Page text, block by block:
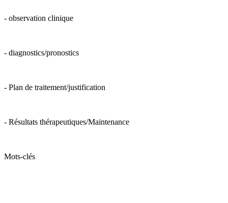
- observation clinique
- diagnostics/pronostics
- Plan de traitement/justification
- Résultats thérapeutiques/Maintenance
Mots-clés